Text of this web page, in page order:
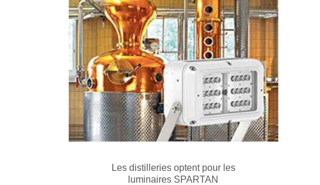
Les distilleries optent pour les
luminaires SPARTAN